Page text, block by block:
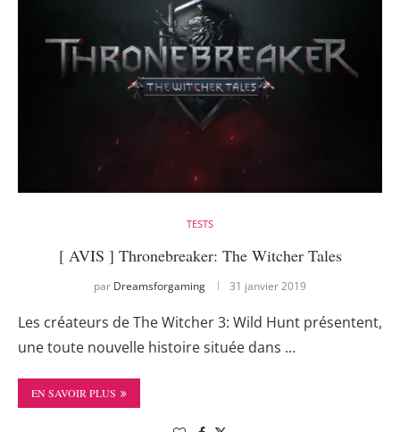
TESTS
[ AVIS ] Thronebreaker: The Witcher Tales
par Dreamsforgaming 31 janvier 2019
Les créateurs de The Witcher 3: Wild Hunt présentent,
une toute nouvelle histoire située dans …
EN SAVOIR PLUS